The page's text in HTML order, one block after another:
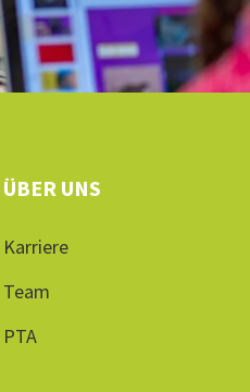
ÜBER UNS
Karriere
Team
PTA